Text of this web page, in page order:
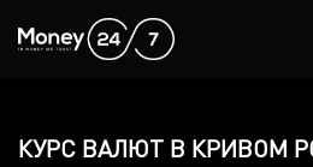
КУРС ВАЛЮТ В КРИВОМ